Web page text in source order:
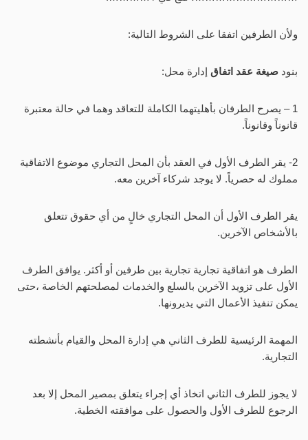
ولأن الطرفين اتفقا على الشروط التالية:
بنود صيغة عقد اتفاق إدارة محل:
1 – يصرح الطرفان بأهليتهما الكاملة للتعاقد وهما في حالة معتبرة
قانوناً وقانوناً.
2- يقر الطرف الأول في العقد بأن المحل التجاري موضوع الاتفاقية
مملوك له حصرياً. لا يوجد شركاء آخرين معه.
يقر الطرف الأول أن المحل التجاري خالٍ من أي حقوق تتعلق
بالأشخاص الآخرين.
الطرف هو اتفاقية تجارية تجارية بين طرفين أو أكثر. يوافق الطرف
الأول على تزويد الآخرين بالسلع والخدمات لمصلحتهم الخاصة ،حتى
يمكن تنفيذ الأعمال التي يديرونها.
المهمة الرئيسية للطرف الثاني هي إدارة المحل والقيام بأنشطته
التجارية.
لا يجوز للطرف الثاني اتخاذ أي إجراء يتعلق بمصير المحل إلا بعد
الرجوع للطرف الأول والحصول على موافقته الخطية.